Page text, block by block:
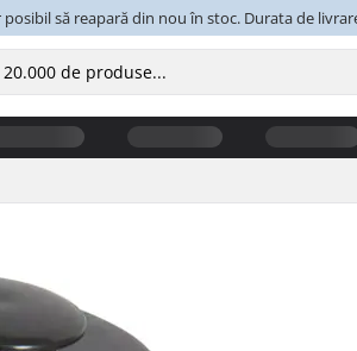
să reapară din nou în stoc. Durata de